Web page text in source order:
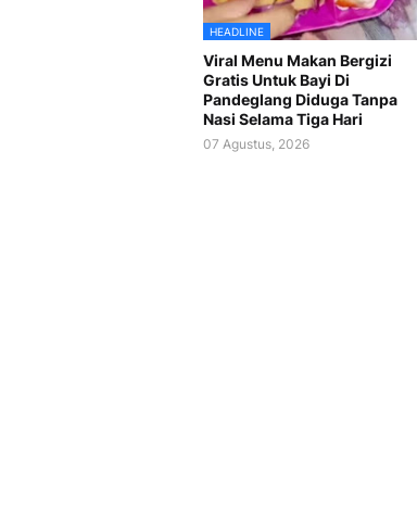
HEADLINE
Viral Menu Makan Bergizi
Gratis Untuk Bayi Di
Pandeglang Diduga Tanpa
Nasi Selama Tiga Hari
07 Agustus, 2026